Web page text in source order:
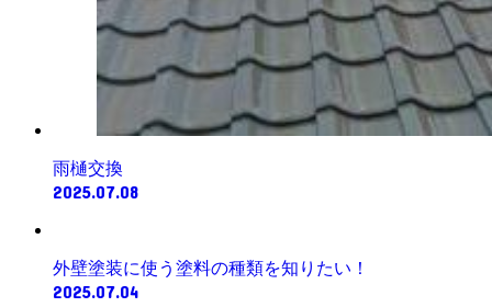
雨樋交換
2025.07.08
外壁塗装に使う塗料の種類を知りたい！
2025.07.04